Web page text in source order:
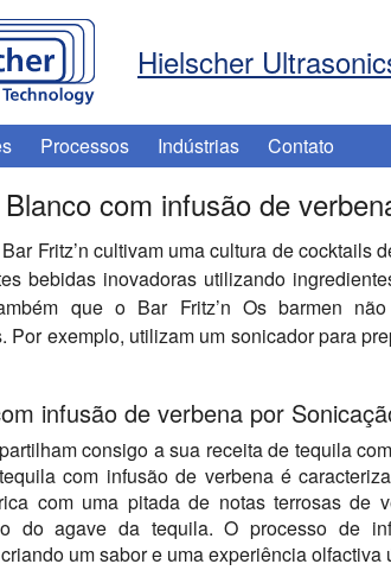
Hielscher
Processos Indústrias Contato
com infusão de
Fritz’n cultivam uma cultura de cocktails
bebidas inovadoras utilizando
que o Bar Fritz’n Os barmen
Por exemplo, utilizam um sonicador para
infusão de verbena por
consigo a sua receita de tequila
com infusão de verbena é
com uma pitada de notas terrosas de
do agave da tequila. O processo de
um sabor e uma experiência olfactiva